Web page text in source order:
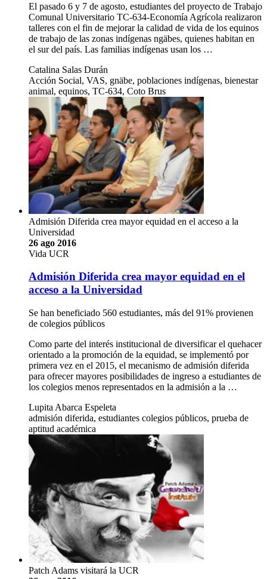
El pasado 6 y 7 de agosto, estudiantes del proyecto de Trabajo
Comunal Universitario TC-634-Economía Agrícola realizaron
talleres con el fin de mejorar la calidad de vida de los equinos
de trabajo de las zonas indígenas ngäbes, quienes habitan en
el sur del país. Las familias indígenas usan los …
Catalina Salas Durán
Acción Social, VAS, gnäbe, poblaciones indígenas, bienestar
animal, equinos, TC-634, Coto Brus
Admisión Diferida crea mayor equidad en el acceso a la
Universidad
26 ago 2016
Vida UCR
Admisión Diferida crea mayor equidad en el
acceso a la Universidad
Se han beneficiado 560 estudiantes, más del 91% provienen
de colegios públicos
Como parte del interés institucional de diversificar el quehacer
orientado a la promoción de la equidad, se implementó por
primera vez en el 2015, el mecanismo de admisión diferida
para ofrecer mayores posibilidades de ingreso a estudiantes de
los colegios menos representados en la admisión a la …
Lupita Abarca Espeleta
admisión diferida, estudiantes colegios públicos, prueba de
aptitud académica
Patch Adams visitará la UCR